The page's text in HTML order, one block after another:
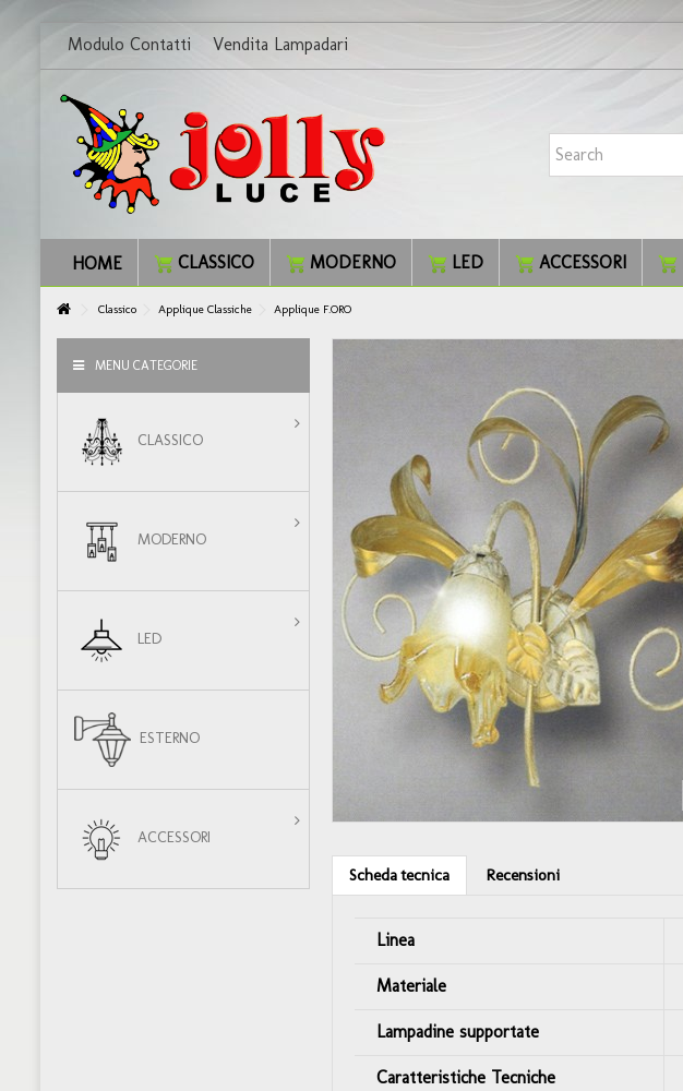
Modulo Contatti Vendita Lampadari
HOME CLASSICO MODERNO LED ACCESSORI
Classico Applique Classiche Applique F.ORO
Scheda tecnica Recensioni
Linea
Materiale
Lampadine supportate
Caratteristiche Tecniche
MENU CATEGORIE
CLASSICO
MODERNO
LED
ESTERNO
ACCESSORI